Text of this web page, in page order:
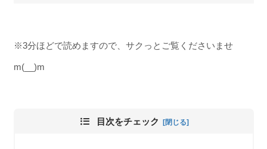
※3分ほどで読めますので、サクっとご覧くださいませ
m(__)m
目次をチェック